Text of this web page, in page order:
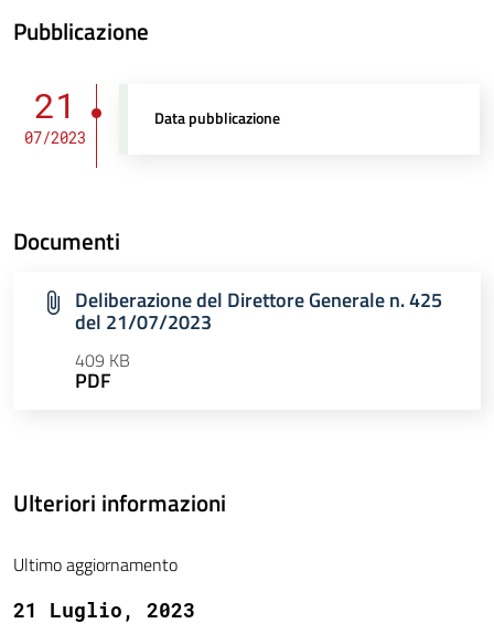
Pubblicazione
21
07/2023
Data pubblicazione
Documenti
Deliberazione del Direttore Generale n. 425
del 21/07/2023
409 KB
PDF
Ulteriori informazioni
Ultimo aggiornamento
21 Luglio, 2023